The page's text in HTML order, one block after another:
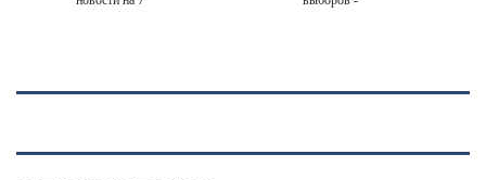
Wildberries,